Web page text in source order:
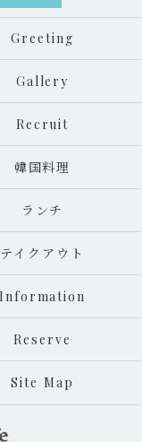
Greeting
Gallery
Recruit
韓国料理
ランチ
テイクアウト
Information
Reserve
Site Map